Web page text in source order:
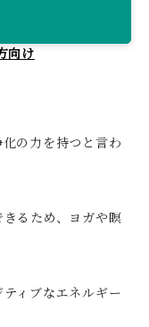
向け
の力を持つと言わ
るため、ヨガや瞑
ィブなエネルギー